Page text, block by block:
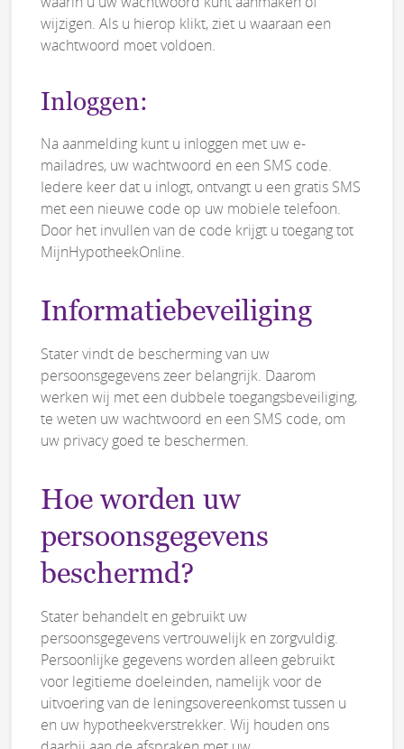
wijzigen. Als u hierop klikt, ziet u waaraan een
wachtwoord moet voldoen.
Inloggen:
Na aanmelding kunt u inloggen met uw e-
mailadres, uw wachtwoord en een SMS code.
Iedere keer dat u inlogt, ontvangt u een gratis SMS
met een nieuwe code op uw mobiele telefoon.
Door het invullen van de code krijgt u toegang tot
MijnHypotheekOnline.
Informatiebeveiliging
Stater vindt de bescherming van uw
persoonsgegevens zeer belangrijk. Daarom
werken wij met een dubbele toegangsbeveiliging,
te weten uw wachtwoord en een SMS code, om
uw privacy goed te beschermen.
Hoe worden uw
persoonsgegevens
beschermd?
Stater behandelt en gebruikt uw
persoonsgegevens vertrouwelijk en zorgvuldig.
Persoonlijke gegevens worden alleen gebruikt
voor legitieme doeleinden, namelijk voor de
uitvoering van de leningsovereenkomst tussen u
en uw hypotheekverstrekker. Wij houden ons